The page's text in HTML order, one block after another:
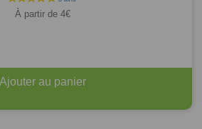
À partir de 4€
Ajouter au panier